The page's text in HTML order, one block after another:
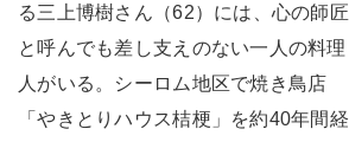
る三上博樹さん（62）には、心の師匠
と呼んでも差し支えのない一人の料理
人がいる。シーロム地区で焼き鳥店
「やきとりハウス桔梗」を約40年間経